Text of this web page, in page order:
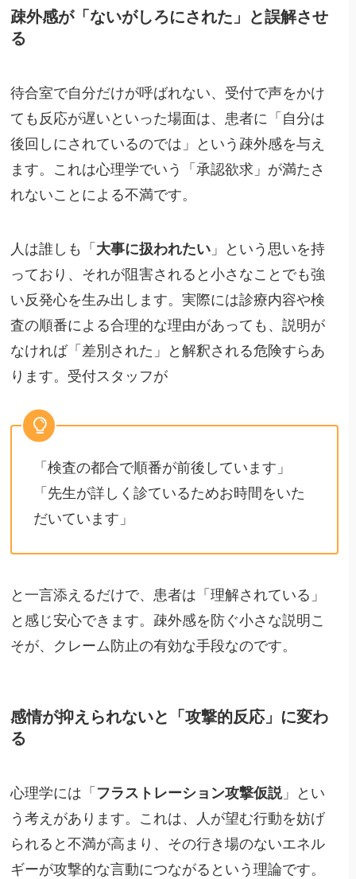
疎外感が「ないがしろにされた」と誤解させ
る
待合室で自分だけが呼ばれない、受付で声をかけ
ても反応が遅いといった場面は、患者に「自分は
後回しにされているのでは」という疎外感を与え
ます。これは心理学でいう「承認欲求」が満たさ
れないことによる不満です。
人は誰しも「 大事に扱われたい 」という思いを持
っており、それが阻害されると小さなことでも強
い反発心を生み出します。実際には診療内容や検
査の順番による合理的な理由があっても、説明が
なければ「差別された」と解釈される危険すらあ
ります。受付スタッフが
「検査の都合で順番が前後しています」
「先生が詳しく診ているためお時間をいた
だいています」
と一言添えるだけで、患者は「理解されている」
と感じ安心できます。疎外感を防ぐ小さな説明こ
そが、クレーム防止の有効な手段なのです。
感情が抑えられないと「攻撃的反応」に変わ
る
心理学には「 フラストレーション攻撃仮説」とい
う考えがあります。これは、人が望む行動を妨げ
られると不満が高まり、その行き場のないエネル
ギーが攻撃的な言動につながるという理論です。